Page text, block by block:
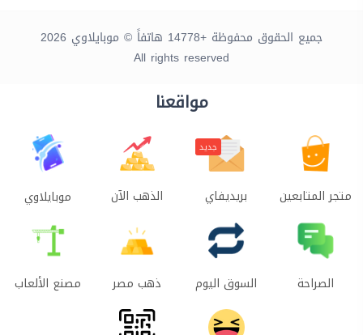
جميع الحقوق محفوظة +14778 هاتفاً © موبايلاوي 2026
All rights reserved